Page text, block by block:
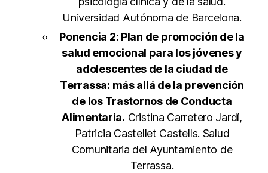
Universidad Autónoma de Barcelona.
Ponencia 2: Plan de promoción de la
salud emocional para los jóvenes y
adolescentes de la ciudad de
Terrassa: más allá de la prevención
de los Trastornos de Conducta
Alimentaria. Cristina Carretero Jardí,
Patricia Castellet Castells. Salud
Comunitaria del Ayuntamiento de
Terrassa.